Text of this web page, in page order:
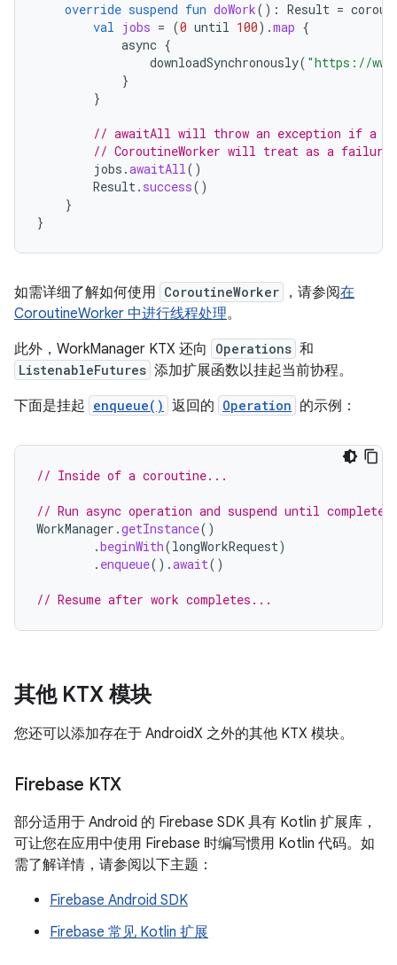
override suspend fun doWork(): Result =
val jobs = (0 until 100).map {
async {
downloadSynchronously( "https://
}
}
// awaitAll will throw an exception if a
// CoroutineWorker will treat as a failure
jobs .awaitAll()
Result. success()
}
}
如需详细了解如何使用 CoroutineWorker ，请参阅在
CoroutineWorker 中进行线程处理。
此外，WorkManager KTX 还向
Operations 和
ListenableFutures 添加扩展函数以挂起当前协程。
下面是挂起 enqueue() 返回的 Operation 的示例：
// Inside of a coroutine...
// Run async operation and suspend until
WorkManager .getInstance()
.beginWith(longWorkRequest)
. enqueue().await()
// Resume after work completes...
其他 KTX 模块
您还可以添加存在于 AndroidX 之外的其他 KTX 模块。
Firebase KTX
部分适用于 Android 的 Firebase SDK 具有 Kotlin 扩展库，
可让您在应用中使用 Firebase 时编写惯用 Kotlin 代码。如
需了解详情，请参阅以下主题：
Firebase Android SDK
Firebase 常见 Kotlin 扩展